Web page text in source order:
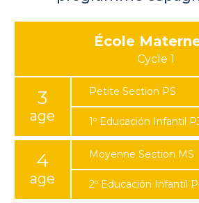
Edad
Sistema
español
École
Petite Section PS
3
1º Educación Infantil
Moyenne Section MS
4
2º Educación Infantil